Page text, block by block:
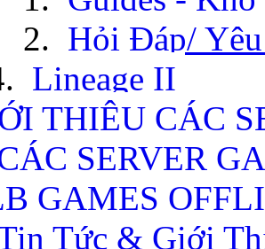
Hỏi Đáp/
Lineage II
THIỆU CÁC
SERVER
GAMES
Tức & Giới